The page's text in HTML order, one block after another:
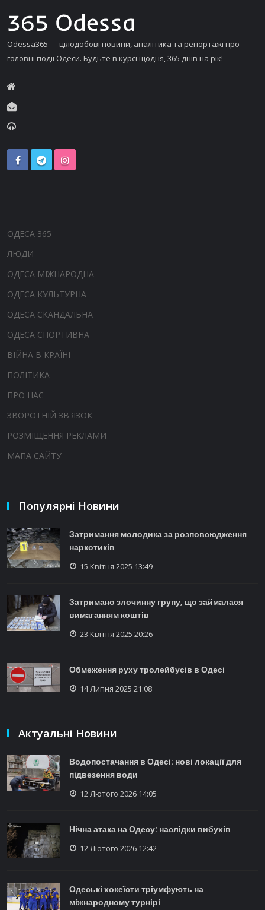
Odessa365 — цілодобові новини, аналітика та репортажі про
головні події Одеси. Будьте в курсі щодня, 365 днів на рік!
ОДЕСА 365
ЛЮДИ
ОДЕСА МІЖНАРОДНА
ОДЕСА КУЛЬТУРНА
ОДЕСА СКАНДАЛЬНА
ОДЕСА СПОРТИВНА
ВІЙНА В КРАЇНІ
ПОЛІТИКА
ПРО НАС
ЗВОРОТНІЙ ЗВ'ЯЗОК
РОЗМІЩЕННЯ РЕКЛАМИ
МАПА САЙТУ
Популярні Новини
Затримання молодика за розповсюдження
наркотиків
15 Квітня 2025 13:49
Затримано злочинну групу, що займалася
вимаганням коштів
23 Квітня 2025 20:26
Обмеження руху тролейбусів в Одесі
14 Липня 2025 21:08
Актуальні Новини
Водопостачання в Одесі: нові локації для
підвезення води
12 Лютого 2026 14:05
Нічна атака на Одесу: наслідки вибухів
12 Лютого 2026 12:42
Одеські хокеїсти тріумфують на
міжнародному турнірі